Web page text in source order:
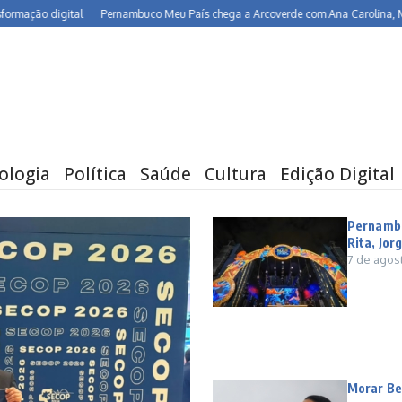
Pernambuco Meu País chega a Arcoverde com Ana Carolina, Maria Rita,
Política Saúde Cultura Edição Digital
Rita,
7 de
Morar